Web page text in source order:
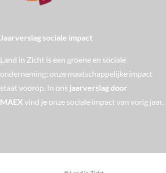
Jaarverslag sociale impact
Land in Zicht is een groene en sociale
onderneming: onze maatschappelijke impact
staat voorop. In ons jaarverslag door
MAEX vind je onze sociale impact van vorig jaar.